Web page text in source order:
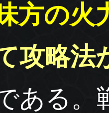
方の火
攻略法
ある。